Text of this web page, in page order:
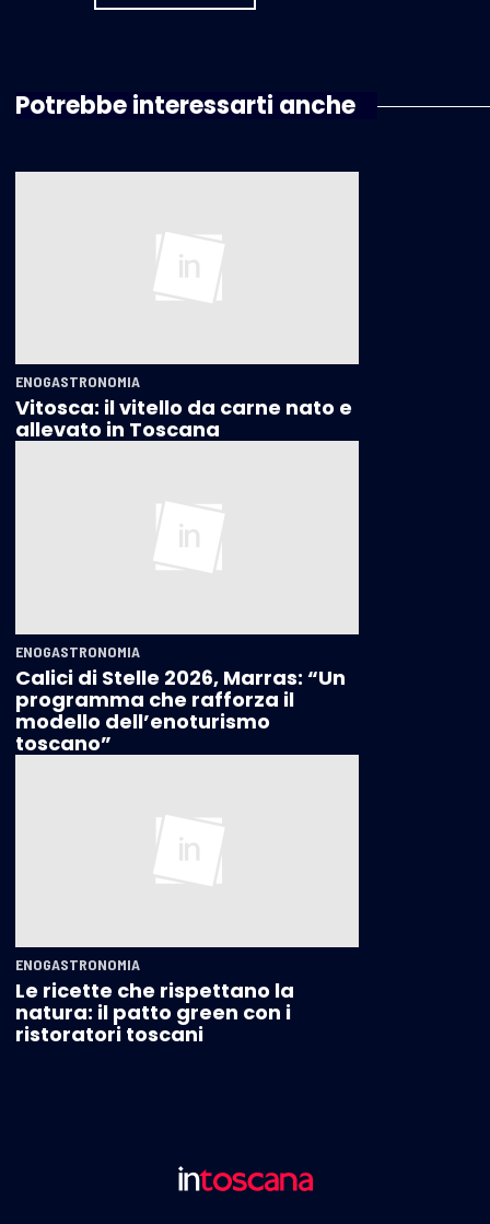
Potrebbe interessarti anche
ENOGASTRONOMIA
Vitosca: il vitello da carne nato e
allevato in Toscana
ENOGASTRONOMIA
Calici di Stelle 2026, Marras: “Un
programma che rafforza il
modello dell’enoturismo
toscano”
ENOGASTRONOMIA
Le ricette che rispettano la
natura: il patto green con i
ristoratori toscani